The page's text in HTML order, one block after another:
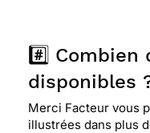
#️⃣
disponibles
Merci Facteur vous
illustrées dans plus